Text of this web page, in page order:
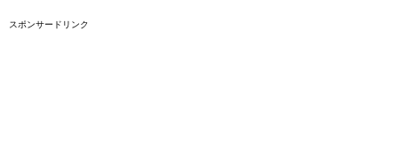
スポンサードリンク